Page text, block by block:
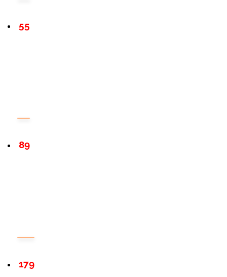
55
89
179